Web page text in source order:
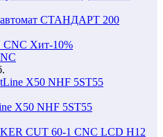
СТАНДАРТ 200
Хит-10%
X50 NHF 5ST55